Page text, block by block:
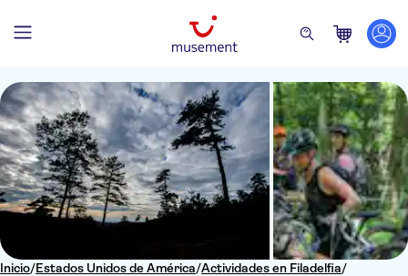
Inicio/Estados Unidos de América/Actividades en Filadelfia/